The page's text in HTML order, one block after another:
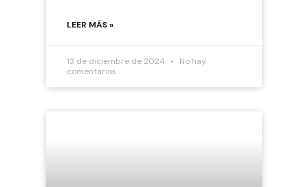
LEER MÁS »
13 de diciembre de 2024
No hay
comentarios